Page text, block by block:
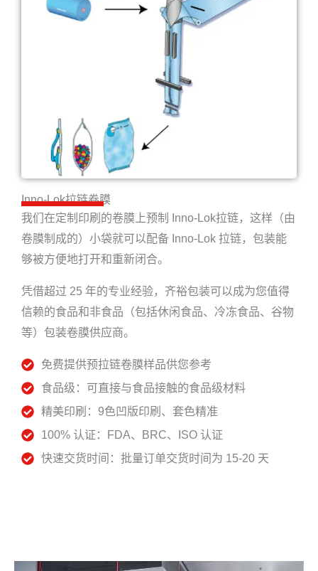
Inno-Lok拉链卷膜
我们在定制印刷的卷膜上预制 Inno-Lok拉链，这样（由
卷膜制成的）小袋就可以配备 Inno-Lok 拉链，包装能
够被方便地打开和重新闭合。
凭借超过 25 年的专业经验，齐裕包装可以成为您值得
信赖的食品和非食品（包括休闲食品、冷冻食品、谷物
等）包装卷膜供应商。
免费提供预拉链卷膜样品供您参考
食品级：可直接与食品接触的食品级材料
精美印刷：9色凹版印刷、套色精准
100% 认证：FDA、BRC、ISO 认证
快速交货时间：批量订单交货时间为 15-20 天